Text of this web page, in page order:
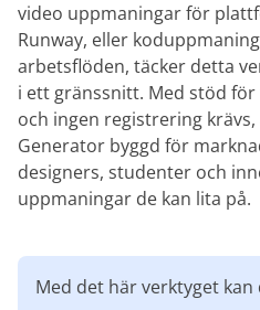
video uppmaningar för
Runway, eller
arbetsflöden, täcker detta
i ett gränssnitt. Med stöd
och ingen registrering
Generator byggd för
designers, studenter och
uppmaningar de kan lita på.
Med det här verktyget